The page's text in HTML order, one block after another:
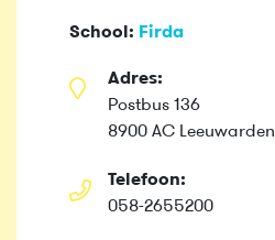
School: Firda
Adres:
Postbus 136
8900 AC Leeuwarden
Telefoon:
058-2655200